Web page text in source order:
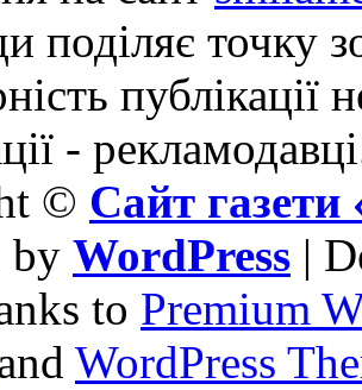
поділяє точку
публікації
-
© Сайт
by WordPress |
to Premium
WordPress